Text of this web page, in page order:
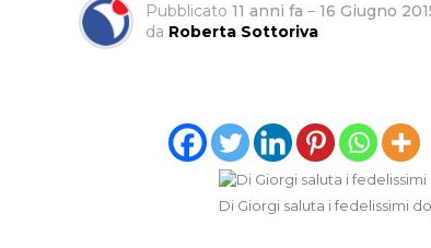
Pubblicato 11 anni fa – 16 Giugno
da Roberta Sottoriva
Di Giorgi saluta i fedelissimi